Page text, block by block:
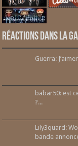
Réactions dans la
Guerra:
babar50: est
?...
Lily3quard:
bande